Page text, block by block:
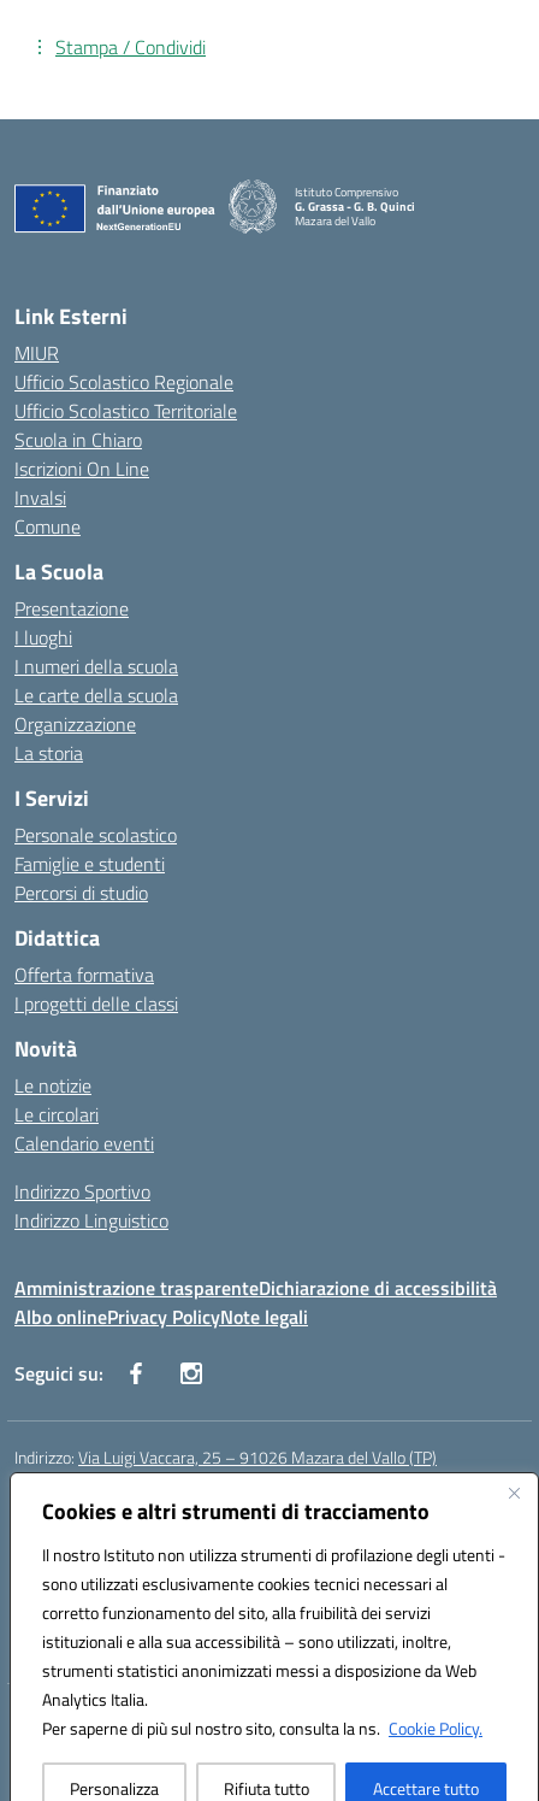
Cookies e altri strumenti di tracciamento
Il nostro Istituto non utilizza strumenti di profilazione degli utenti -
sono utilizzati esclusivamente cookies tecnici necessari al
corretto funzionamento del sito, alla fruibilità dei servizi
istituzionali e alla sua accessibilità – sono utilizzati, inoltre,
strumenti statistici anonimizzati messi a disposizione da Web
Analytics Italia.
Per saperne di più sul nostro sito, consulta la ns. Cookie Policy.
Personalizza Rifiuta tutto Accettare tutto
Stampa / Condividi
Istituto Comprensivo
G. Grassa - G. B. Quinci
Mazara del Vallo
Link Esterni
MIUR
Ufficio Scolastico Regionale
Ufficio Scolastico Territoriale
Scuola in Chiaro
Iscrizioni On Line
Invalsi
Comune
La Scuola
Presentazione
I luoghi
I numeri della scuola
Le carte della scuola
Organizzazione
La storia
I Servizi
Personale scolastico
Famiglie e studenti
Percorsi di studio
Didattica
Offerta formativa
I progetti delle classi
Novità
Le notizie
Le circolari
Calendario eventi
Indirizzo Sportivo
Indirizzo Linguistico
Amministrazione trasparenteDichiarazione di accessibilità
Albo onlinePrivacy PolicyNote legali
Seguici su:
Indirizzo:Via Luigi Vaccara, 25 – 91026 Mazara del Vallo (TP)
Centralino:
Posta elettronica certificata (PEC):tpic843007@pec.istruzione.it
Codice fiscale: 91036660818
Codice meccanografico:tpic843007
Codice Indice delle Pubbliche Amministrazioni (IPA): icggp
Codice unico di fatturazione (CUF): UFYPS3
Hosting & Powered by 3D Solution S.r.l.
Concept & Design by Designers Italia